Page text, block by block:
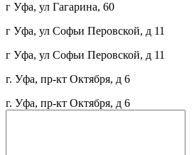
г Уфа, ул Гагарина, 60
г Уфа, ул Софьи Перовской, д 11
г Уфа, ул Софьи Перовской, д 11
г. Уфа, пр-кт Октября, д 6
г. Уфа, пр-кт Октября, д 6